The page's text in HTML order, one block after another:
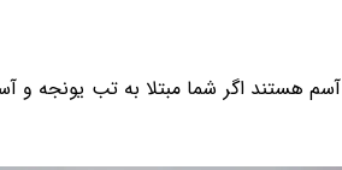
به آسم هستند اگر شما مبتلا به تب